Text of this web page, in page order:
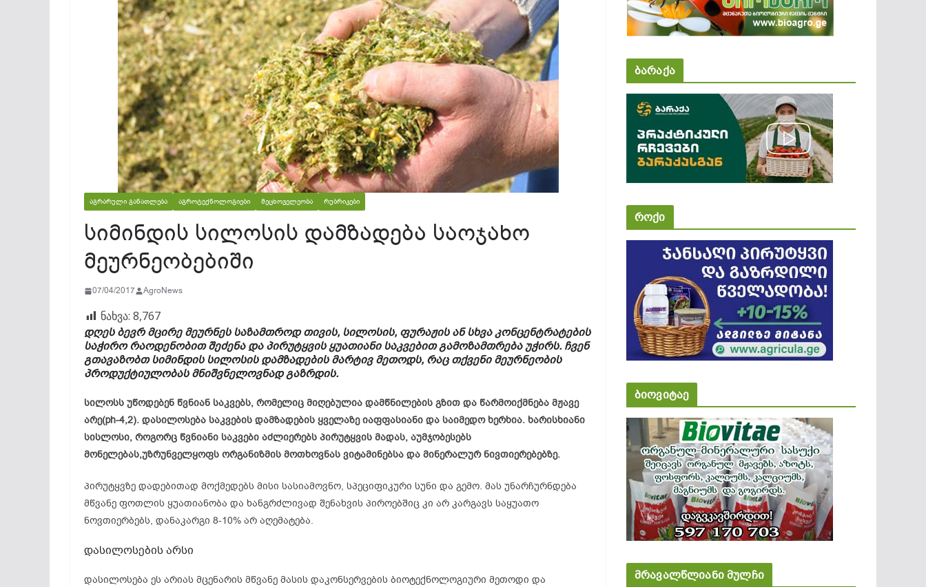
ᲐᲒᲠᲐᲠᲣᲚᲘ ᲒᲐᲜᲐᲗᲚᲔᲑᲐ ᲐᲒᲠᲝᲢᲔᲥᲜᲝᲚᲝᲒᲘᲔᲑᲘ ᲛᲔᲪᲮᲝᲕᲔᲚᲔᲝᲑᲐ ᲠᲣᲑᲠᲘᲙᲔᲑᲘ
სიმინდის სილოსის დამზადება საოჯახო
მეურნეობებიში
07/04/2017 AgroNews
ნახვა: 8,767
დღეს ბევრ მცირე მეურნეს საზამთროდ თივის, სილოსის, ფურაჟის ან სხვა კონცენტრატების
საჭირო რაოდენობით შეძენა და პირუტყვის ყუათიანი საკვებით გამოზამთრება უჭირს. ჩვენ
გთავაზობთ სიმინდის სილოსის დამზადების მარტივ მეთოდს, რაც თქვენი მეურნეობის
პროდუქტიულობას მნიშვნელოვნად გაზრდის.
სილოსს უწოდებენ წვნიან საკვებს, რომელიც მიღებულია დამწნილების გზით და წარმოიქმნება მჟავე
არე(ph-4,2). დასილოსება საკვების დამზადების ყველაზე იაფფასიანი და საიმედო ხერხია. ხარისხიანი
სისლოსი, როგორც წვნიანი საკვები აძლიერებს პირუტყვის მადას, აუმჯობესებს
მონელებას,უზრუნველყოფს ორგანიზმის მოთხოვნას ვიტამინებსა და მინერალურ ნივთიერებებზე.
პირუტყვზე დადებითად მოქმედებს მისი სასიამოვნო, სპეციფიკური სუნი და გემო. მას უნარჩურნდება
მწვანე ფოთლის ყუათიანობა და ხანგრძლივად შენახვის პიროებშიც კი არ კარგავს საყუათო
ნოვთიერბებს, დანაკარგი 8-10% არ აღემატება.
დასილოსების არსი
დასილოსება ეს არიას მცენარის მწვანე მასის დაკონსერვების ბიოტექნოლოგიური მეთოდი და
ბარაქა
როქი
ბიოვიტაე
მრავალწლიანი მულჩი